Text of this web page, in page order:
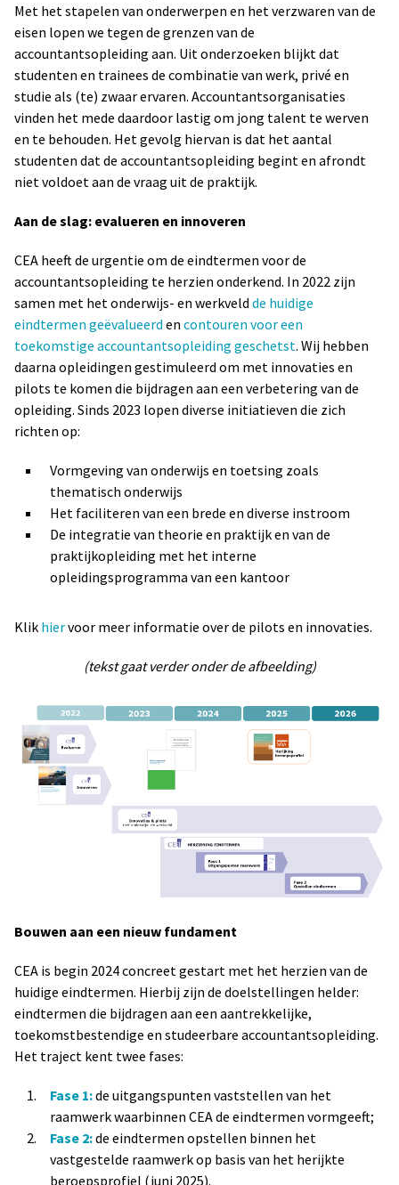
Met het stapelen van onderwerpen en het verzwaren van de
eisen lopen we tegen de grenzen van de
accountantsopleiding aan. Uit onderzoeken blijkt dat
studenten en trainees de combinatie van werk, privé en
studie als (te) zwaar ervaren. Accountantsorganisaties
vinden het mede daardoor lastig om jong talent te werven
en te behouden. Het gevolg hiervan is dat het aantal
studenten dat de accountantsopleiding begint en afrondt
niet voldoet aan de vraag uit de praktijk.
Aan de slag: evalueren en innoveren
CEA heeft de urgentie om de eindtermen voor de
accountantsopleiding te herzien onderkend. In 2022 zijn
samen met het onderwijs- en werkveld de huidige
eindtermen geëvalueerd en contouren voor een
toekomstige accountantsopleiding geschetst. Wij hebben
daarna opleidingen gestimuleerd om met innovaties en
pilots te komen die bijdragen aan een verbetering van de
opleiding. Sinds 2023 lopen diverse initiatieven die zich
richten op:
Vormgeving van onderwijs en toetsing zoals
thematisch onderwijs
Het faciliteren van een brede en diverse instroom
De integratie van theorie en praktijk en van de
praktijkopleiding met het interne
opleidingsprogramma van een kantoor
Klik hiervoor meer informatie over de pilots en innovaties.
(tekst gaat verder onder de afbeelding)
Bouwen aan een nieuw fundament
CEA is begin 2024 concreet gestart met het herzien van de
huidige eindtermen. Hierbij zijn de doelstellingen helder:
eindtermen die bijdragen aan een aantrekkelijke,
toekomstbestendige en studeerbare accountantsopleiding.
Het traject kent twee fases:
Fase 1:de uitgangspunten vaststellen van het
raamwerk waarbinnen CEA de eindtermen vormgeeft;
Fase 2:de eindtermen opstellen binnen het
vastgestelde raamwerk op basis van het herijkte
beroepsprofiel (juni 2025).